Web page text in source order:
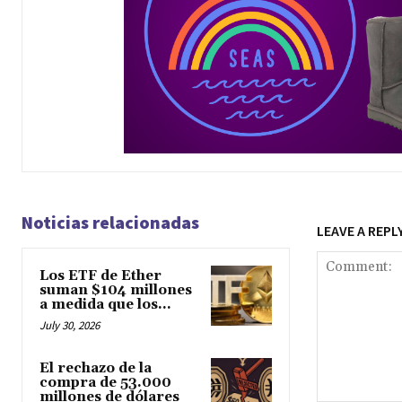
Noticias relacionadas
Los ETF de Ether
suman $104 millones
a medida que los...
July 30, 2026
El rechazo de la
compra de 53.000
millones de dólares
LEAVE A